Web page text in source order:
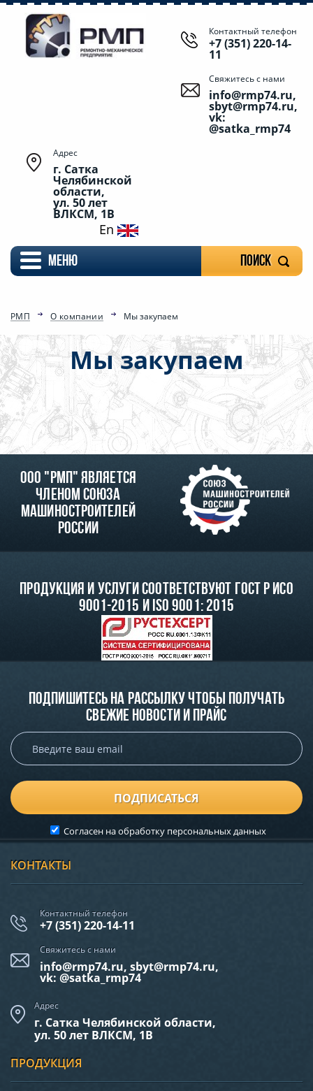
Контактный телефон
+7 (351) 220-14-
11
Свяжитесь с нами
info@rmp74.ru,
sbyt@rmp74.ru,
vk:
@satka_rmp74
Адрес
г. Сатка
Челябинской
области,
ул. 50 лет
ВЛКСМ, 1В
En
меню Поиск
РМП О компании Мы закупаем
Мы закупаем
ООО "РМП" является
членом союза
машиностроителей
России
Продукция и услуги соответствуют ГОСТ Р ИСО
9001-2015 и ISO 9001: 2015
Подпишитесь на рассылку чтобы получать
свежие новости и прайс
ПОДПИСАТЬСЯ
Согласен на обработку персональных данных
КОНТАКТЫ
Контактный телефон
+7 (351) 220-14-11
Свяжитесь с нами
info@rmp74.ru, sbyt@rmp74.ru,
vk: @satka_rmp74
Адрес
г. Сатка Челябинской области,
ул. 50 лет ВЛКСМ, 1В
ПРОДУКЦИЯ